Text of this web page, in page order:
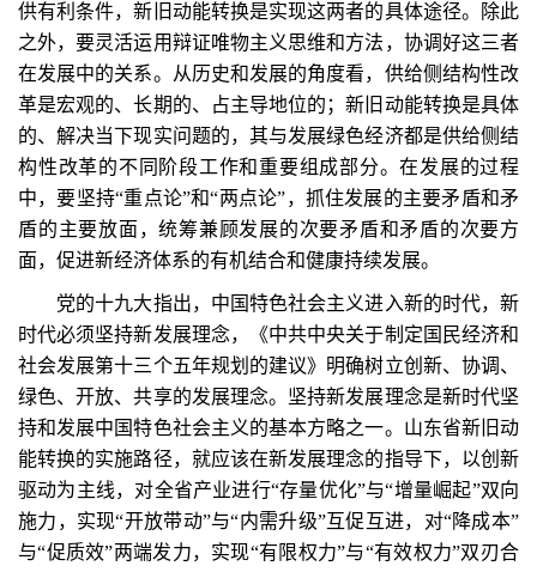
供有利条件，新旧动能转换是实现这两者的具体途径。除此
之外，要灵活运用辩证唯物主义思维和方法，协调好这三者
在发展中的关系。从历史和发展的角度看，供给侧结构性改
革是宏观的、长期的、占主导地位的；新旧动能转换是具体
的、解决当下现实问题的，其与发展绿色经济都是供给侧结
构性改革的不同阶段工作和重要组成部分。在发展的过程
中，要坚持“重点论”和“两点论”，抓住发展的主要矛盾和矛
盾的主要放面，统筹兼顾发展的次要矛盾和矛盾的次要方
面，促进新经济体系的有机结合和健康持续发展。
党的十九大指出，中国特色社会主义进入新的时代，新
时代必须坚持新发展理念，《中共中央关于制定国民经济和
社会发展第十三个五年规划的建议》明确树立创新、协调、
绿色、开放、共享的发展理念。坚持新发展理念是新时代坚
持和发展中国特色社会主义的基本方略之一。山东省新旧动
能转换的实施路径，就应该在新发展理念的指导下，以创新
驱动为主线，对全省产业进行“存量优化”与“增量崛起”双向
施力，实现“开放带动”与“内需升级”互促互进，对“降成本”
与“促质效”两端发力，实现“有限权力”与“有效权力”双刃合